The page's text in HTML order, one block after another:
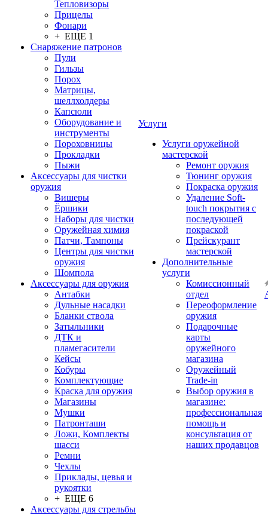
Тепловизоры
Прицелы
Фонари
+ ЕЩЕ 1
Снаряжение патронов
Пули
Гильзы
Порох
Матрицы,
шеллхолдеры
Капсюли
Оборудование и
инструменты
Пороховницы
Прокладки
Пыжи
Аксессуары для чистки
оружия
Вишеры
Ёршики
Наборы для чистки
Оружейная химия
Патчи, Тампоны
Центры для чистки
оружия
Шомпола
Аксессуары для оружия
Антабки
Дульные насадки
Бланки ствола
Затыльники
ДТК и
пламегасители
Кейсы
Кобуры
Комплектующие
Краска для оружия
Магазины
Мушки
Патронташи
Ложи, Комплекты
шасси
Ремни
Чехлы
Приклады, цевья и
рукоятки
+ ЕЩЕ 6
Аксессуары для стрельбы
Услуги
Услуги оружейной
мастерской
Ремонт оружия
Тюнинг оружия
Покраска оружия
Удаление Soft-
touch покрытия с
последующей
покраской
Прейскурант
мастерской
Дополнительные
услуги
Комиссионный
отдел
Переоформление
оружия
Подарочные
карты
оружейного
магазина
Оружейный
Trade-in
Выбор оружия в
магазине:
профессиональная
помощь и
консультация от
наших продавцов